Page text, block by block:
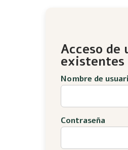
Acceso de
existentes
Nombre de
Contraseña